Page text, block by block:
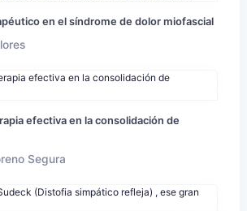
en el síndrome de dolor miofascial
efectiva en la consolidación de
Segura